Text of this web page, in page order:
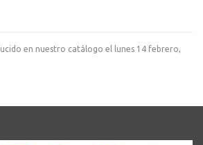
en nuestro catálogo el lunes 14 febrero,